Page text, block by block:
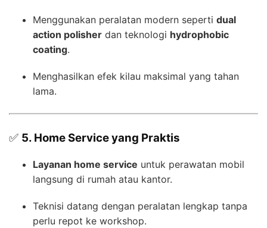
Menggunakan peralatan modern seperti dual
action polisher dan teknologi hydrophobic
coating.
Menghasilkan efek kilau maksimal yang tahan
lama.
✅ 5. Home Service yang Praktis
Layanan home service untuk perawatan mobil
langsung di rumah atau kantor.
Teknisi datang dengan peralatan lengkap tanpa
perlu repot ke workshop.